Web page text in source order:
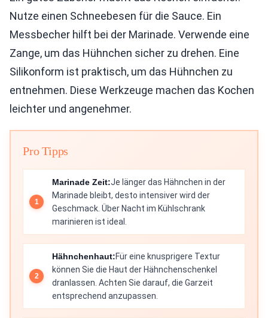
Nutze einen Schneebesen für die Sauce. Ein
Messbecher hilft bei der Marinade. Verwende eine
Zange, um das Hühnchen sicher zu drehen. Eine
Silikonform ist praktisch, um das Hühnchen zu
entnehmen. Diese Werkzeuge machen das Kochen
leichter und angenehmer.
Pro Tipps
Marinade Zeit:Je länger das Hähnchen in der
Marinade bleibt, desto intensiver wird der
Geschmack. Über Nacht im Kühlschrank
marinieren ist ideal.
Hähnchenhaut:Für eine knusprigere Textur
können Sie die Haut der Hähnchenschenkel
dranlassen. Achten Sie darauf, die Garzeit
entsprechend anzupassen.